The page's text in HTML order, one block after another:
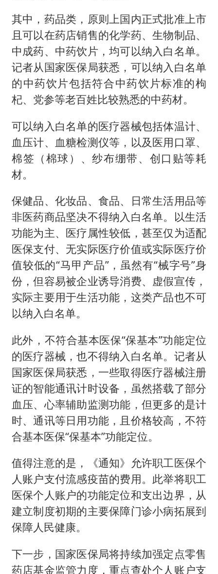
其中，药品类，原则上国内正式批准上市
且可以在药店销售的化学药、生物制品、
中成药、中药饮片，均可以纳入白名单。
记者从国家医保局获悉，可以纳入白名单
的中药饮片包括符合中药饮片标准的枸
杞、党参等老百姓比较熟悉的中药材。
可以纳入白名单的医疗器械包括体温计、
血压计、血糖检测仪等，以及医用口罩、
棉签（棉球）、纱布绷带、创口贴等耗
材。
保健品、化妆品、食品、日常生活用品等
非医药商品坚决不得纳入白名单。以生活
功能为主、医疗属性较低，甚至仅为适配
医保支付、无实际医疗价值或实际医疗价
值较低的“马甲产品”，虽然有“械字号”身
份，但容易被企业诱导消费、虚假宣传，
实际主要用于生活功能，这类产品也不可
以纳入白名单。
此外，不符合基本医保“保基本”功能定位
的医疗器械，也不得纳入白名单。记者从
国家医保局获悉，一些取得医疗器械注册
证的智能通讯计时设备，虽然搭载了部分
血压、心率辅助监测功能，但更多的是计
时、通讯等日用功能，且价格较高，不符
合基本医保“保基本”功能定位。
值得注意的是，《通知》允许职工医保个
人账户支付流感疫苗的费用。此举将职工
医保个人账户的功能定位和支出边界，从
建立制度初期的主要保障门诊小病拓展到
保障人民健康。
下一步，国家医保局将持续加强定点零售
药店基金监管力度，重点查处个人账户支